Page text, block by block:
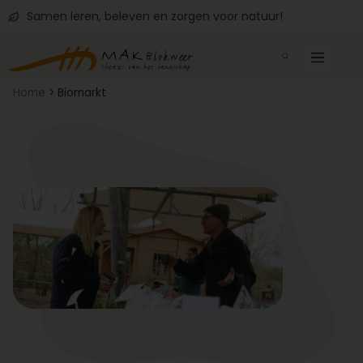
Samen leren, beleven en zorgen voor natuur!
Home > Biomarkt